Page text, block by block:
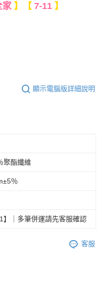
家 】【 7-11 】
顯示電腦版詳細說明
聚酯纖維
％
】｜多筆併運請先客服確認
客服